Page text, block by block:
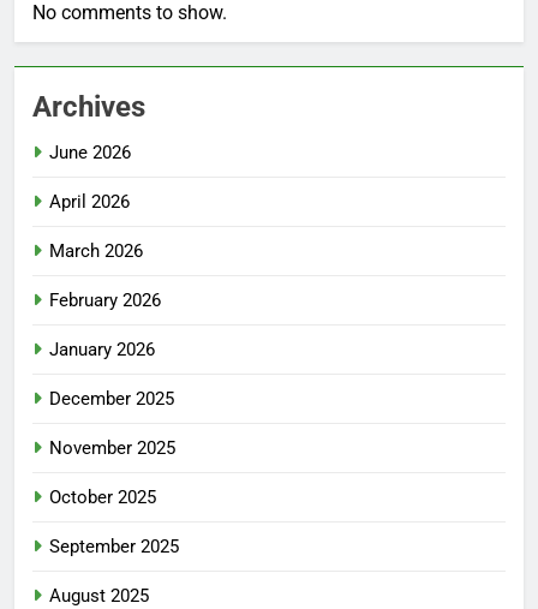
No comments to show.
Archives
June 2026
April 2026
March 2026
February 2026
January 2026
December 2025
November 2025
October 2025
September 2025
August 2025